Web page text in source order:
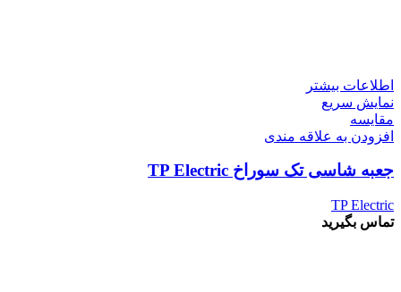
اطلاعات بیشتر
نمایش سریع
مقايسه
افزودن به علاقه مندی
جعبه شاسی تک سوراخ TP Electric
TP Electric
تماس بگیرید